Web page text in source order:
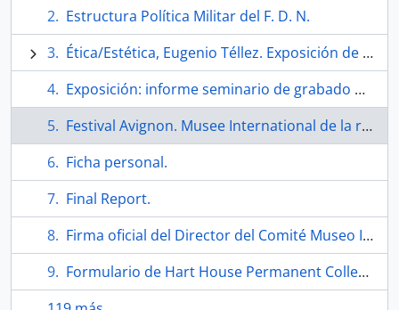
Estructura Política Militar del F. D. N.
Ética/Estética, Eugenio Téllez. Exposición de Gabinete.
Exposición: informe seminario de grabado por Eugenio Téllez.
Festival Avignon. Musee International de la resistance
Ficha personal.
Final Report.
Firma oficial del Director del Comité Museo Internacional Salvador Allende
Formulario de Hart House Permanent Collection.